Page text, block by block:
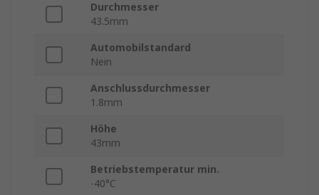
Durchmesser
43.5mm
Automobilstandard
Nein
Anschlussdurchmesser
1.8mm
Höhe
43mm
Betriebstemperatur min.
-40°C